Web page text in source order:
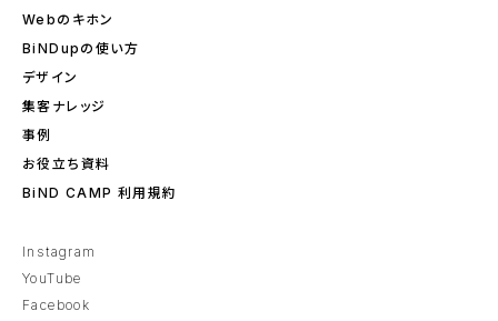
Webのキホン
BiNDupの使い方
デザイン
集客ナレッジ
事例
お役立ち資料
BiND CAMP 利用規約
Instagram
YouTube
Facebook